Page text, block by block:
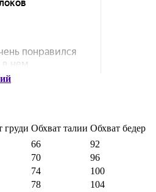
груди Обхват талии Обхват бедер
66
92
70
96
74
100
78
104